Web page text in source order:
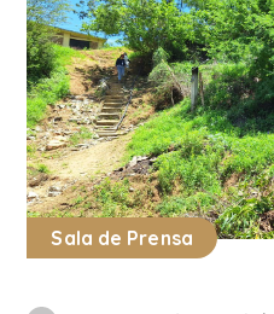
Sala de Prensa